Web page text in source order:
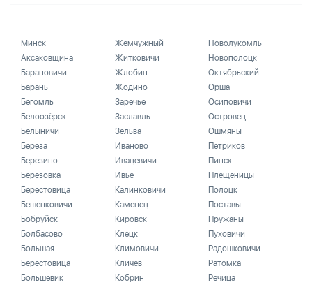
Минск
Аксаковщина
Барановичи
Барань
Бегомль
Белоозёрск
Белыничи
Береза
Березино
Березовка
Берестовица
Бешенковичи
Бобруйск
Болбасово
Большая
Берестовица
Большевик
Жемчужный
Житковичи
Жлобин
Жодино
Заречье
Заславль
Зельва
Иваново
Ивацевичи
Ивье
Калинковичи
Каменец
Кировск
Клецк
Климовичи
Кличев
Кобрин
Новолукомль
Новополоцк
Октябрьский
Орша
Осиповичи
Островец
Ошмяны
Петриков
Пинск
Плещеницы
Полоцк
Поставы
Пружаны
Пуховичи
Радошковичи
Ратомка
Речица